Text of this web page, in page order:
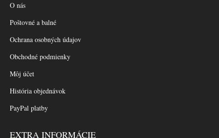
O nás
Poštovné a balné
Ochrana osobných údajov
Obchodné podmienky
Môj účet
História objednávok
PayPal platby
EXTRA INFORMÁCIE